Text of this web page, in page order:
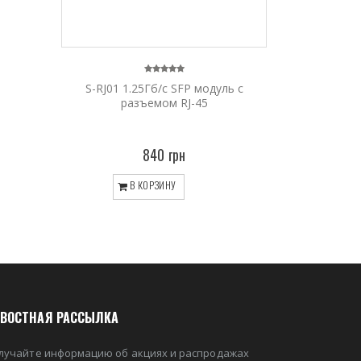
S-RJ01 1.25Гб/с SFP модуль с
разъемом RJ-45
840 грн
В КОРЗИНУ
РАССЫЛКА
информацию об акциях и распродажах